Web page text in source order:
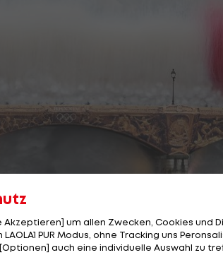
Akzeptieren] um allen Zwecken, Cookies und
PUR Modus, ohne Tracking uns
auch eine individuelle Auswahl zu